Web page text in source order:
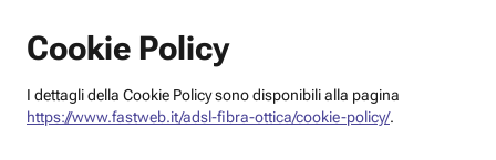
Cookie Policy
I dettagli della Cookie Policy sono disponibili alla pagina
https://www.fastweb.it/adsl-fibra-ottica/cookie-policy/.